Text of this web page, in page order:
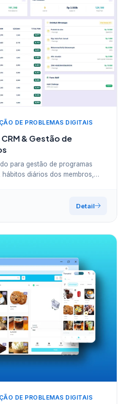
DE PROBLEMAS DIGITAIS
& Gestão de
para gestão de programas
diários dos membros,
Detail
DE PROBLEMAS DIGITAIS